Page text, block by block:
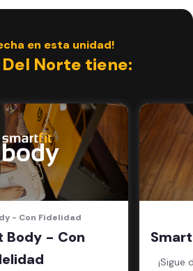
en esta unidad!
Norte tiene:
- Con Fidelidad
Body - Con
¡Sigue